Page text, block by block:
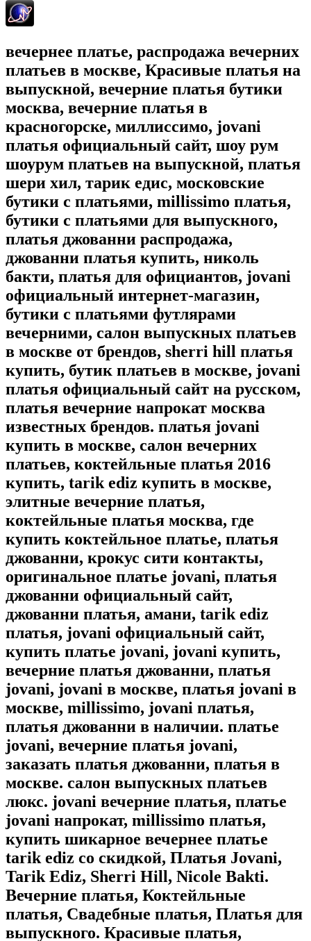
вечернее платье, распродажа вечерних
платьев в москве, Красивые платья на
выпускной, вечерние платья бутики
москва, вечерние платья в
красногорске, миллиссимо, jovani
платья официальный сайт, шоу рум
шоурум платьев на выпускной, платья
шери хил, тарик едис, московские
бутики с платьями, millissimo платья,
бутики с платьями для выпускного,
платья джованни распродажа,
джованни платья купить, николь
бакти, платья для официантов, jovani
официальный интернет-магазин,
бутики с платьями футлярами
вечерними, салон выпускных платьев
в москве от брендов, sherri hill платья
купить, бутик платьев в москве, jovani
платья официальный сайт на русском,
платья вечерние напрокат москва
известных брендов. платья jovani
купить в москве, салон вечерних
платьев, коктейльные платья 2016
купить, tarik ediz купить в москве,
элитные вечерние платья,
коктейльные платья москва, где
купить коктейльное платье, платья
джованни, крокус сити контакты,
оригинальное платье jovani, платья
джованни официальный сайт,
джованни платья, амани, tarik ediz
платья, jovani официальный сайт,
купить платье jovani, jovani купить,
вечерние платья джованни, платья
jovani, jovani в москве, платья jovani в
москве, millissimo, jovani платья,
платья джованни в наличии. платье
jovani, вечерние платья jovani,
заказать платья джованни, платья в
москве. салон выпускных платьев
люкс. jovani вечерние платья, платье
jovani напрокат, millissimo платья,
купить шикарное вечернее платье
tarik ediz со скидкой, Платья Jovani,
Tarik Ediz, Sherri Hill, Nicole Bakti.
Вечерние платья, Коктейльные
платья, Свадебные платья, Платья для
выпускного. Красивые платья,